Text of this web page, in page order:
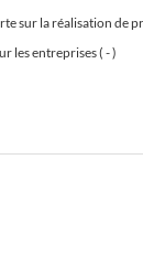
courant dans différents bâtiments publics
les entreprises ( - )